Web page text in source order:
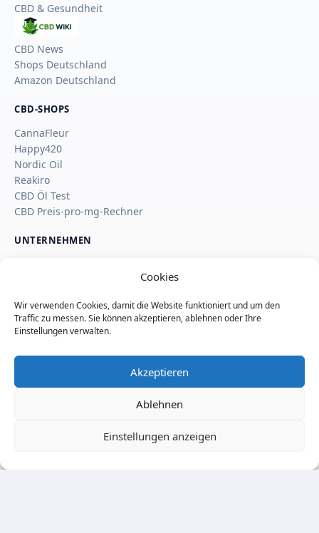
Cookies
Wir verwenden Cookies, damit die Website funktioniert und um den
Traffic zu messen. Sie können akzeptieren, ablehnen oder Ihre
Einstellungen verwalten.
Akzeptieren
Ablehnen
Einstellungen anzeigen
CBD & Gesundheit
CBD
Wiki
CBD News
Shops Deutschland
Amazon Deutschland
CBD-SHOPS
CannaFleur
Happy420
Nordic Oil
Reakiro
CBD Öl Test
CBD Preis-pro-mg-Rechner
UNTERNEHMEN
Affiliate-Hinweis
Wie SaveSleuth Geld verdient
Datenschutz
Nutzungsbedingungen